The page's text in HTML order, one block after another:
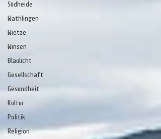
Südheide
Wathlingen
Wietze
Winsen
Blaulicht
Gesellschaft
Gesundheit
Kultur
Politik
Religion